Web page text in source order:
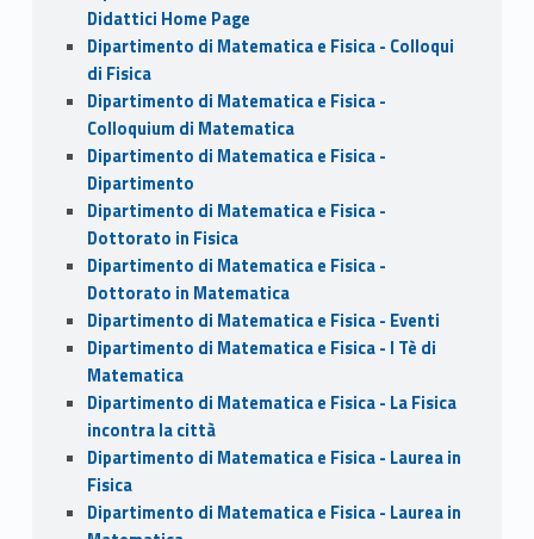
Didattici Home Page
Dipartimento di Matematica e Fisica - Colloqui
di Fisica
Dipartimento di Matematica e Fisica -
Colloquium di Matematica
Dipartimento di Matematica e Fisica -
Dipartimento
Dipartimento di Matematica e Fisica -
Dottorato in Fisica
Dipartimento di Matematica e Fisica -
Dottorato in Matematica
Dipartimento di Matematica e Fisica - Eventi
Dipartimento di Matematica e Fisica - I Tè di
Matematica
Dipartimento di Matematica e Fisica - La Fisica
incontra la città
Dipartimento di Matematica e Fisica - Laurea in
Fisica
Dipartimento di Matematica e Fisica - Laurea in